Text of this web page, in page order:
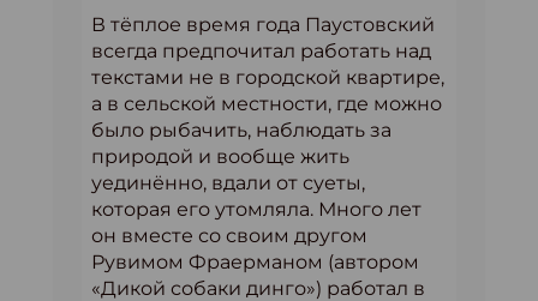
В тёплое время года Паустовский
всегда предпочитал работать над
текстами не в городской квартире,
а в сельской местности, где можно
было рыбачить, наблюдать за
природой и вообще жить
уединённо, вдали от суеты,
которая его утомляла. Много лет
он вместе со своим другом
Рувимом Фраерманом (автором
«Дикой собаки динго») работал в